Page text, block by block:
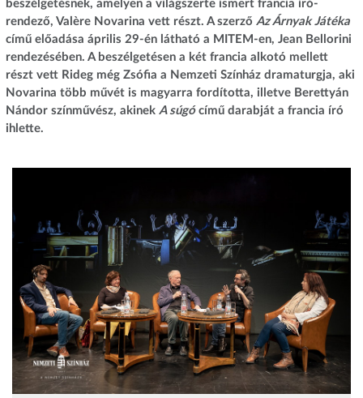
beszélgetésnek, amelyen a világszerte ismert francia író-
rendező, Valère Novarina vett részt. A szerző Az Árnyak Játéka
című előadása április 29-én látható a MITEM-en, Jean Bellorini
rendezésében. A beszélgetésen a két francia alkotó mellett
részt vett Rideg még Zsófia a Nemzeti Színház dramaturgja, aki
Novarina több művét is magyarra fordította, illetve Berettyán
Nándor színművész, akinek A súgócímű darabját a francia író
ihlette.